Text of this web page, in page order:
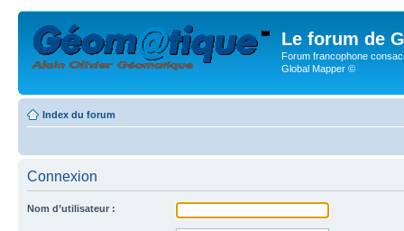
Le forum de
Forum francophone
Global Mapper ©
Index du forum
Connexion
Nom d’utilisateur :